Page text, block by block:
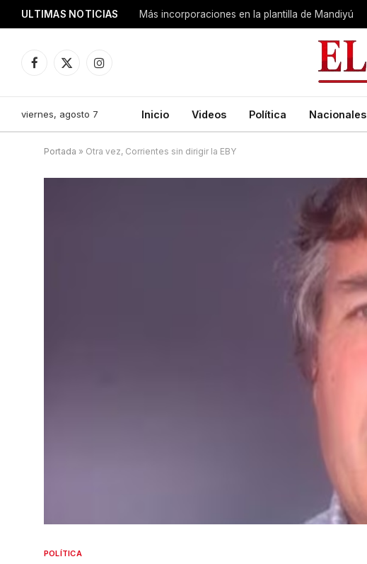
ULTIMAS NOTICIAS Más incorporaciones en la plantilla de Mandiyú
Facebook
X
Instagram
viernes, agosto 7 Inicio Videos Política Nacionales
Portada » Otra vez, Corrientes sin dirigir la EBY
POLÍTICA